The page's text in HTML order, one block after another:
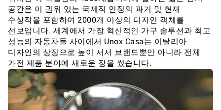
공간은 이 권위 있는 국제적 인정의 과거 및 현재
수상작을 포함하여 2000개 이상의 디자인 객체를
선보입니다. 세계에서 가장 혁신적인 가구 솔루션과 최고
성능의 자동차들 사이에서 Unox Casa는 이탈리아
디자인의 상징으로 높이 서서 브랜드뿐만 아니라 전체
가전 제품 분야에 새로운 장을 썼습니다.